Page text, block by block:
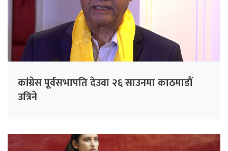
कांग्रेस पूर्वसभापति देउवा २६ साउनमा काठमाडौं
उत्रिने